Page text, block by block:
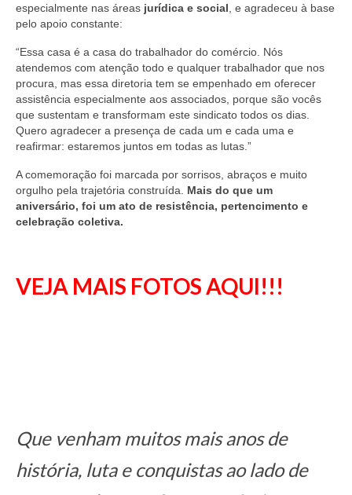
especialmente nas áreas jurídica e social , e agradeceu à base
pelo apoio constante:
“Essa casa é a casa do trabalhador do comércio. Nós
atendemos com atenção todo e qualquer trabalhador que nos
procura, mas essa diretoria tem se empenhado em oferecer
assistência especialmente aos associados, porque são vocês
que sustentam e transformam este sindicato todos os dias.
Quero agradecer a presença de cada um e cada uma e
reafirmar: estaremos juntos em todas as lutas.”
A comemoração foi marcada por sorrisos, abraços e muito
orgulho pela trajetória construída. Mais do que um
aniversário, foi um ato de resistência, pertencimento e
celebração coletiva.
VEJA MAIS FOTOS AQUI!!!
Que venham muitos mais anos de
história, luta e conquistas ao lado de